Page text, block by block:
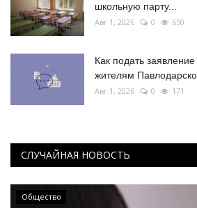
школьную парту...
Авг 1, 2026 0 650
Как подать
жителям
Авг 1, 2026 0 171
СЛУЧАЙНАЯ НОВОСТЬ
Общество